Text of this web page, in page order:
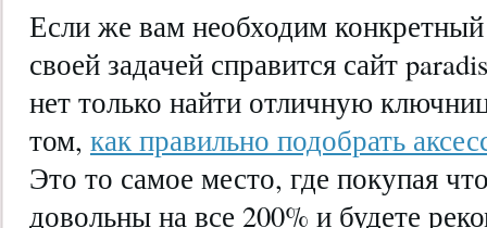
Если же вам необходим
своей задачей справится сайт
нет только найти отличную
том, как правильно подобрать
Это то самое место, где покупая
довольны на все 200% и будете